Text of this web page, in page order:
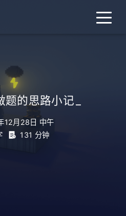
题的思路小记
12月28日 中午
131 分钟